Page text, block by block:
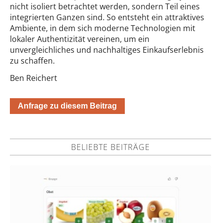
nicht isoliert betrachtet werden, sondern Teil eines
integrierten Ganzen sind. So entsteht ein attraktives
Ambiente, in dem sich moderne Technologien mit
lokaler Authentizität vereinen, um ein
unvergleichliches und nachhaltiges Einkaufserlebnis
zu schaffen.
Ben Reichert
Anfrage zu diesem Beitrag
BELIEBTE BEITRÄGE